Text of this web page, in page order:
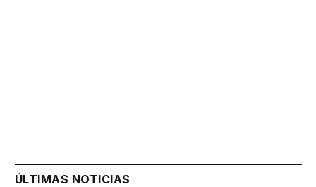
ÚLTIMAS NOTICIAS